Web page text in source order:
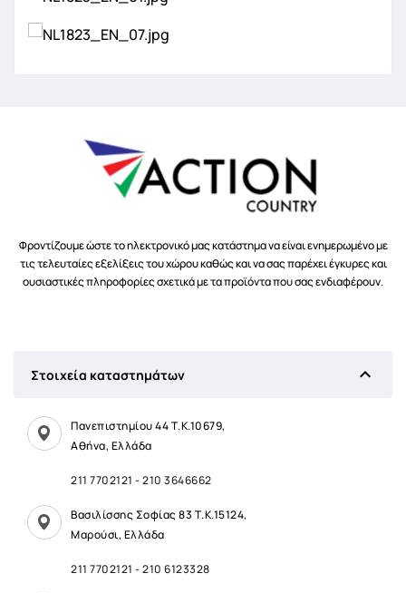
Φροντίζουμε ώστε το ηλεκτρονικό μας κατάστημα να είναι ενημερωμένο με
τις τελευταίες εξελίξεις του χώρου καθώς και να σας παρέχει έγκυρες και
ουσιαστικές πληροφορίες σχετικά με τα προϊόντα που σας ενδιαφέρουν.
Στοιχεία καταστημάτων 
Πανεπιστημίου 44 Τ.Κ.10679,
Αθήνα, Ελλάδα
211 7702121 -210 3646662
Βασιλίσσης Σοφίας 83 Τ.Κ.15124,
Μαρούσι, Ελλάδα
211 7702121 -210 6123328